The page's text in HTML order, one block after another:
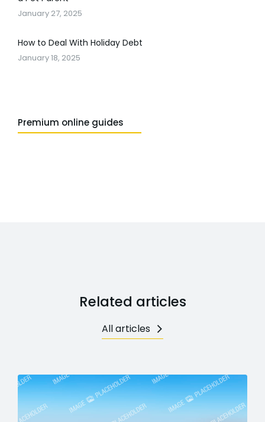
January 27, 2025
How to Deal With Holiday Debt
January 18, 2025
Premium online guides
Related articles
All articles